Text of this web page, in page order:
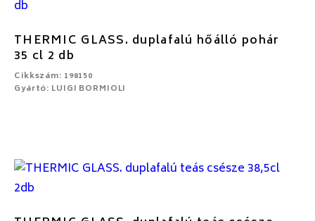
THERMIC GLASS. duplafalú hőálló pohár
35 cl 2 db
Cikkszám: 198150
Gyártó: LUIGI BORMIOLI